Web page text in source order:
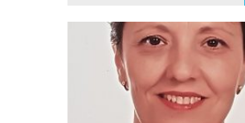
los días de lunes a
jueves.